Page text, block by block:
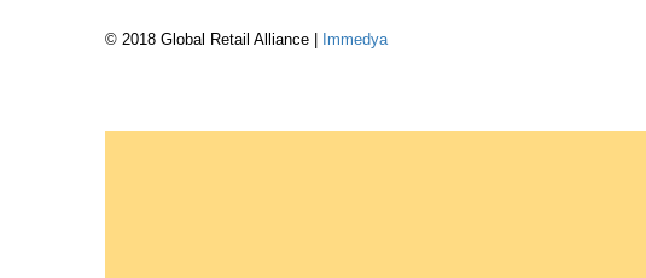
© 2018 Global Retail Alliance | Immedya